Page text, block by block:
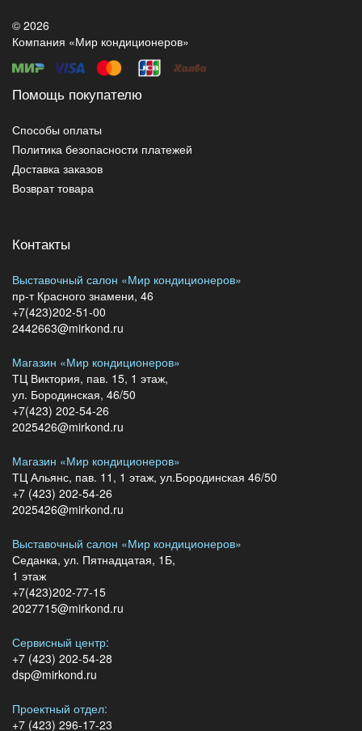
© 2026
Компания «Мир кондиционеров»
Помощь покупателю
Способы оплаты
Политика безопасности платежей
Доставка заказов
Возврат товара
Контакты
Выставочный салон «Мир кондиционеров»
пр-т Красного знамени, 46
+7(423)202-51-00
2442663@mirkond.ru
Магазин «Мир кондиционеров»
ТЦ Виктория, пав. 15, 1 этаж,
ул. Бородинская, 46/50
+7(423) 202-54-26
2025426@mirkond.ru
Магазин «Мир кондиционеров»
ТЦ Альянс, пав. 11, 1 этаж, ул.Бородинская 46/50
+7 (423) 202-54-26
2025426@mirkond.ru
Выставочный салон «Мир кондиционеров»
Седанка, ул. Пятнадцатая, 1Б,
1 этаж
+7(423)202-77-15
2027715@mirkond.ru
Сервисный центр:
+7 (423) 202-54-28
dsp@mirkond.ru
Проектный отдел:
+7 (423) 296-17-23